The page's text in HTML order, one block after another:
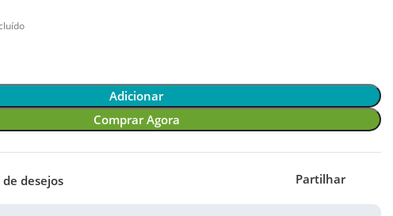
Adicionar
Comprar Agora
desejos Partilhar